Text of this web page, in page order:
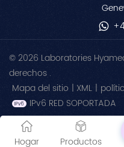
© 2026 Laboratories
derechos .
Mapa del sitio | XML |
IPv6 RED SOPORTADA
Hogar Productos